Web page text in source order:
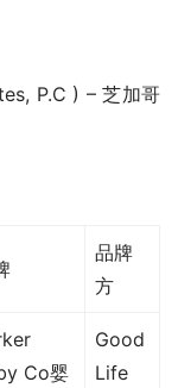
P.C ) – 芝加哥
品牌
方
Co婴
Good
Life